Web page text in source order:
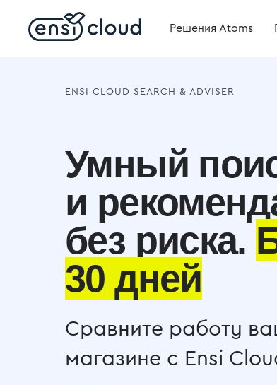
Решения Atoms
ENSI CLOUD SEARCH & ADVISER
Умный
и
без риска.
30 дней
Сравните работу
магазине с Ensi